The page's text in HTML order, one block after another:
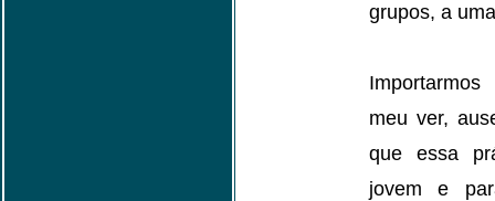
grupos, a
meu ver,
que essa
jovem e